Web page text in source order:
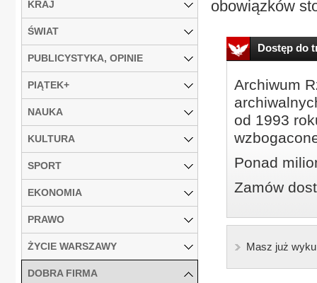
obowiązków
Dostęp do
Archiwum
od 1993
Ponad
Zamów
Masz już
KRAJ
ŚWIAT
PUBLICYSTYKA, OPINIE
PIĄTEK+
NAUKA
KULTURA
SPORT
EKONOMIA
PRAWO
ŻYCIE WARSZAWY
DOBRA FIRMA